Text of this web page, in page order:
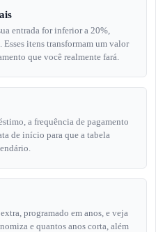
entrada for inferior a 20%,
itens transformam um valor
que você realmente fará.
a frequência de pagamento
de início para que a tabela
programado em anos, e veja
e quantos anos corta, além